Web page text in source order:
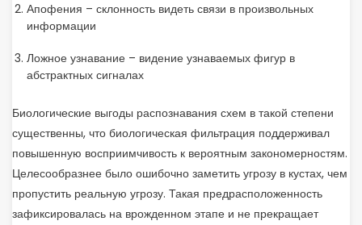
Апофения – склонность видеть связи в произвольных
информации
Ложное узнавание – видение узнаваемых фигур в
абстрактных сигналах
Биологические выгоды распознавания схем в такой степени
существенны, что биологическая фильтрация поддерживал
повышенную восприимчивость к вероятным закономерностям.
Целесообразнее было ошибочно заметить угрозу в кустах, чем
пропустить реальную угрозу. Такая предрасположенность
зафиксировалась на врожденном этапе и не прекращает